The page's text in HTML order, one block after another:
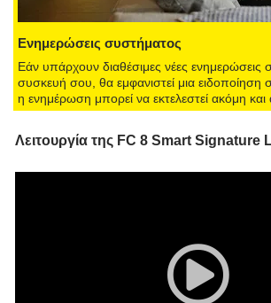
Ενημερώσεις συστήματος
Εάν υπάρχουν διαθέσιμες νέες ενημερώσεις
συσκευή σου, θα εμφανιστεί μια ειδοποίηση
η ενημέρωση μπορεί να εκτελεστεί ακόμη
Λειτουργία της FC 8 Smart Signature